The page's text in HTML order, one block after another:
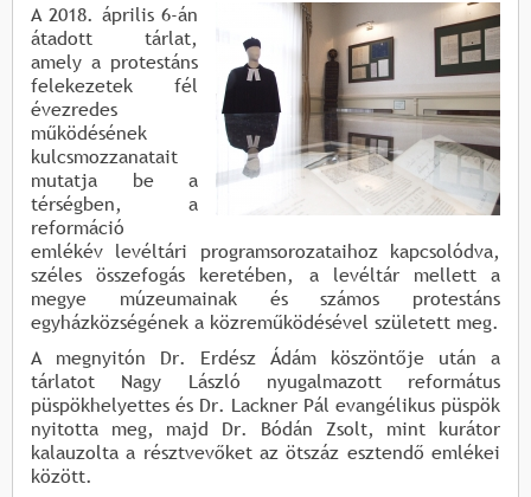
A 2018. április 6-án
átadott tárlat,
amely a protestáns
felekezetek fél
évezredes
működésének
kulcsmozzanatait
mutatja be a
térségben, a
reformáció
emlékév levéltári programsorozataihoz kapcsolódva,
széles összefogás keretében, a levéltár mellett a
megye múzeumainak és számos protestáns
egyházközségének a közreműködésével született meg.
A megnyitón Dr. Erdész Ádám köszöntője után a
tárlatot Nagy László nyugalmazott református
püspökhelyettes és Dr. Lackner Pál evangélikus püspök
nyitotta meg, majd Dr. Bódán Zsolt, mint kurátor
kalauzolta a résztvevőket az ötszáz esztendő emlékei
között.